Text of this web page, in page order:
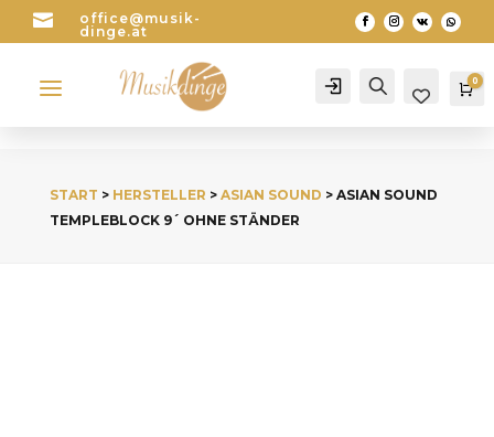

office@musik-
dinge.at
a Account Search 0
START > HERSTELLER > ASIAN SOUND > ASIAN SOUND
TEMPLEBLOCK 9´ OHNE STÄNDER